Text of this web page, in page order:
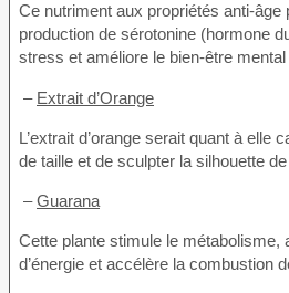
Ce nutriment aux propriétés anti-âge
production de sérotonine (hormone
stress et améliore le bien-être
– Extrait d’Orange
L’extrait d’orange serait quant à elle
de taille et de sculpter la silhouette
–Guarana
Cette plante stimule le métabolisme,
d’énergie et accélère la combustion